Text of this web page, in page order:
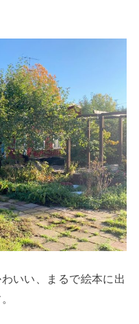
いい、まるで絵本に出